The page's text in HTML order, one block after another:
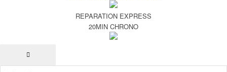
REPARATION EXPRESS
20MIN CHRONO